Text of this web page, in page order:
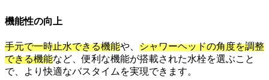
機能性の向上
手元で一時止水できる機能や、 シャワーヘッドの角度を調整
できる機能など、便利な機能が搭載された水栓を選ぶこと
で、より快適なバスタイムを実現できます。